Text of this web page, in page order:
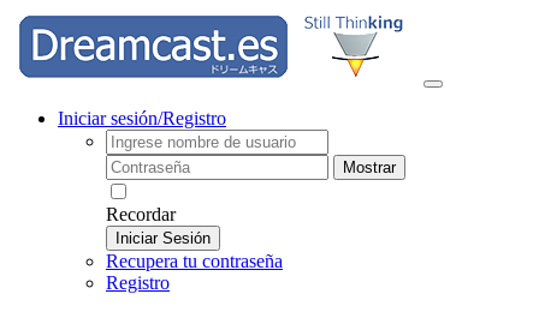
Iniciar sesión/Registro
Mostrar
Recordar
Iniciar Sesión
Recupera tu contraseña
Registro